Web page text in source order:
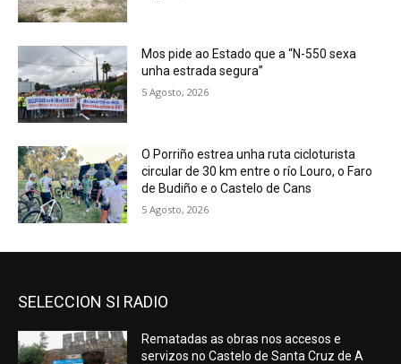
Mos pide ao Estado que a “N-550 sexa
unha estrada segura”
5 Agosto, 2026
O Porriño estrea unha ruta cicloturista
circular de 30 km entre o río Louro, o Faro
de Budiño e o Castelo de Cans
5 Agosto, 2026
SELECCION SI RADIO
Rematadas as obras nos accesos e
servizos no Castelo de Santa Cruz de A